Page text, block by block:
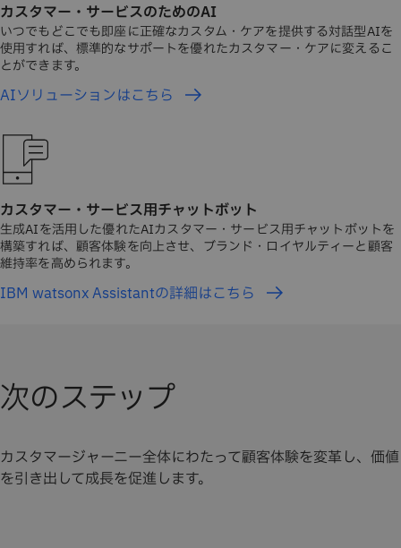
カスタマー・サービスのためのAI
いつでもどこでも即座に正確なカスタム・ケアを提供する対話型AIを
使用すれば、標準的なサポートを優れたカスタマー・ケアに変えるこ
とができます。
AIソリューションはこちら
カスタマー・サービス用チャットボット
生成AIを活用した優れたAIカスタマー・サービス用チャットボットを
構築すれば、顧客体験を向上させ、ブランド・ロイヤルティーと顧客
維持率を高められます。
IBM watsonx Assistantの詳細はこちら
次のステップ
カスタマージャーニー全体にわたって顧客体験を変革し、価値
を引き出して成長を促進します。